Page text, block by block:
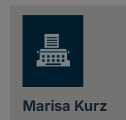
Marisa Kurz